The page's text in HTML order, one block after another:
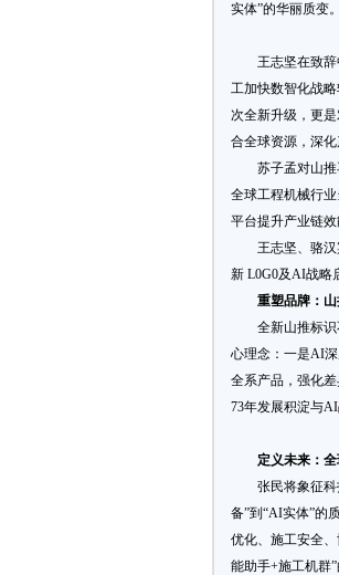
实体”的华丽质变。
王志坚在致
工加快数智化战
次全新升级，更
合全球资源，深
苏子孟对山
全球工程机械行
平台提升产业链效
王志坚、骆
新 L0G0及AI战略
重塑品牌：
全新山推标
心理念：一是AI
全系产品，强化
73年发展积淀与AI
定义未来：
张民将象征
备”到“AI实体”的
优化、施工安全
能助手+施工机群